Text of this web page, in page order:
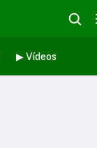
▶ Vídeos